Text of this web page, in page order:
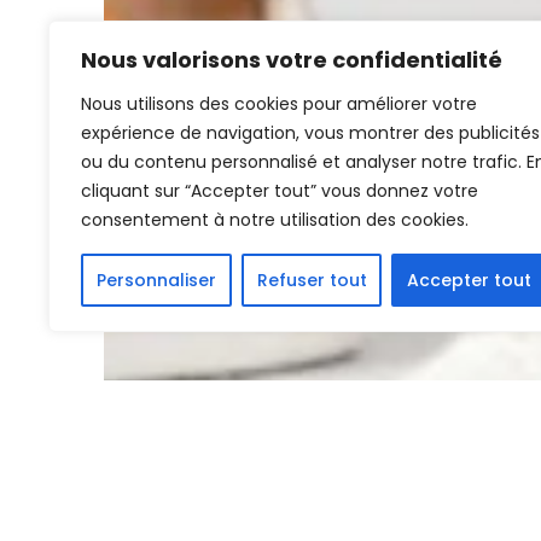
Nous valorisons votre confidentialité
Nous utilisons des cookies pour améliorer votre
expérience de navigation, vous montrer des publicités
ou du contenu personnalisé et analyser notre trafic.
cliquant sur “Accepter tout” vous donnez votre
consentement à notre utilisation des cookies.
Personnaliser Refuser tout Accepter tout